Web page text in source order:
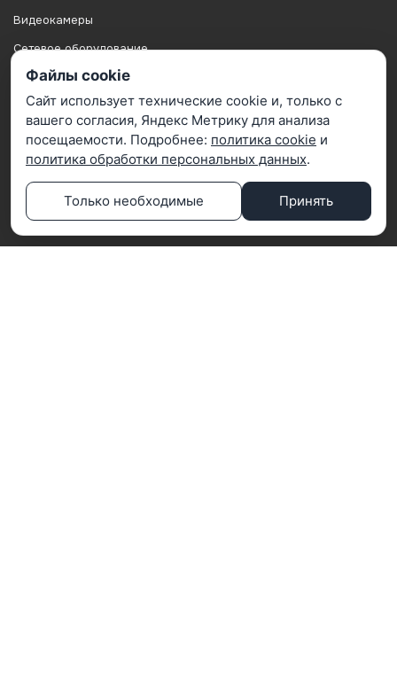
Видеокамеры
Сетевое оборудование
Домофонные системы
IP видеосерверы
Посетителям
Монтаж
Подключение к ЕЦХД
Подбор по сметам
Поддержка
Файлы cookie
Сайт использует технические cookie и, только с
вашего согласия, Яндекс Метрику для анализа
посещаемости. Подробнее: политика cookie и
политика обработки персональных данных.
Только необходимые Принять